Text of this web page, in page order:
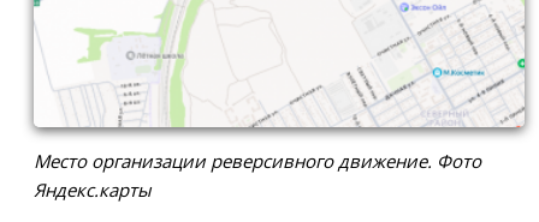
Место организации реверсивного движение. Фото
Яндекс.карты